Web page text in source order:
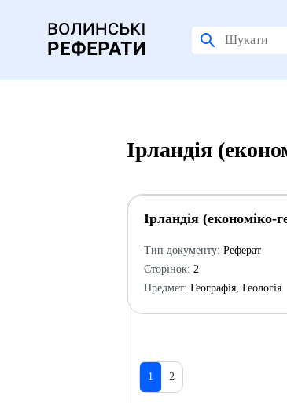
Ірландія
Ірландія (економіко-
Тип документу: Реферат
Сторінок: 2
Предмет: Географія, Геологія
1 2